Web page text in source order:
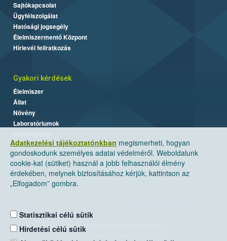
Adatkezelési tájékoztatónkban megismerheti, hogyan
gondoskodunk személyes adatai védelméről. Weboldalunk
cookie-kat (sütiket) használ a jobb felhasználói élmény
érdekében, melynek biztosításához kérjük, kattintson az
„Elfogadom” gombra.
Statisztikai célú sütik
Hirdetési célú sütik
Sajtókapcsolat
Ügyfélszolgálat
Hatósági jogsegély
Élelmiszermentő Központ
Hírlevél feliratkozás
Gyakori kérdések
Élelmiszer
Állat
Növény
Laboratóriumok
Nemzeti Élelmiszerlánc-biztonsági Hivatal